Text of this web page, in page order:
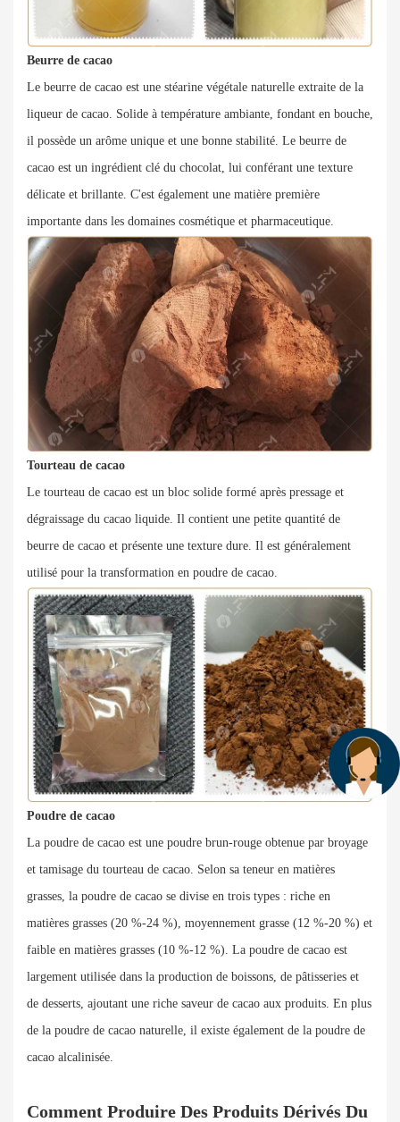
Beurre de cacao
Le beurre de cacao est une stéarine végétale naturelle extraite de la
liqueur de cacao. Solide à température ambiante, fondant en bouche,
il possède un arôme unique et une bonne stabilité. Le beurre de
cacao est un ingrédient clé du chocolat, lui conférant une texture
délicate et brillante. C'est également une matière première
importante dans les domaines cosmétique et pharmaceutique.
Tourteau de cacao
Le tourteau de cacao est un bloc solide formé après pressage et
dégraissage du cacao liquide. Il contient une petite quantité de
beurre de cacao et présente une texture dure. Il est généralement
utilisé pour la transformation en poudre de cacao.
Poudre de cacao
La poudre de cacao est une poudre brun-rouge obtenue par broyage
et tamisage du tourteau de cacao. Selon sa teneur en matières
grasses, la poudre de cacao se divise en trois types : riche en
matières grasses (20 %-24 %), moyennement grasse (12 %-20 %) et
faible en matières grasses (10 %-12 %). La poudre de cacao est
largement utilisée dans la production de boissons, de pâtisseries et
de desserts, ajoutant une riche saveur de cacao aux produits. En plus
de la poudre de cacao naturelle, il existe également de la poudre de
cacao alcalinisée.
Comment Produire Des Produits Dérivés Du